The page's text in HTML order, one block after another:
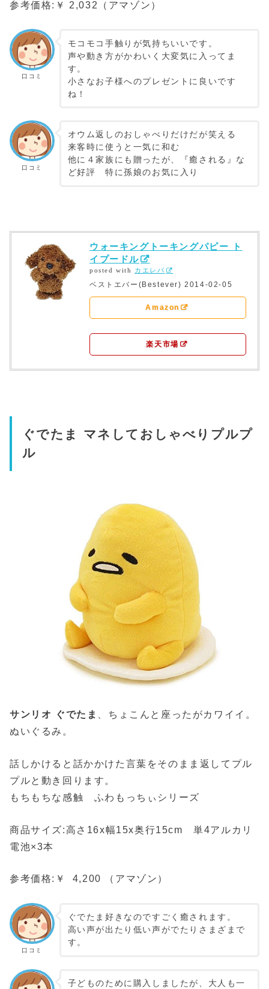
参考価格:￥ 2,032（アマゾン）
口コミ
モコモコ手触りが気持ちいいです。
声や動き方がかわいく大変気に入ってま
す。
小さなお子様へのプレゼントに良いです
ね！
口コミ
オウム返しのおしゃべりだけだが笑える
来客時に使うと一気に和む
他に４家族にも贈ったが、『癒される』な
ど好評 特に孫娘のお気に入り
ウォーキングトーキングパピー ト
イプードル
posted with カエレバ
ベストエバー(Bestever) 2014-02-05
Amazon
楽天市場
ぐでたま マネしておしゃべりプルプ
ル
サンリオ ぐでたま 、ちょこんと座ったがカワイイ。
ぬいぐるみ。
話しかけると話かかけた言葉をそのまま返してプル
プルと動き回ります。
もちもちな感触 ふわもっちぃシリーズ
商品サイズ:高さ16x幅15x奥行15cm 単4アルカリ
電池×3本
参考価格:￥ 4,200 （アマゾン）
口コミ
ぐでたま好きなのですごく癒されます。
高い声が出たり低い声がでたりさまざまで
す。
子どものために購入しましたが、大人も一